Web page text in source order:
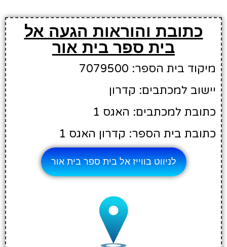
כתובת והוראות הגעה אל
בית ספר בית אור
מיקוד בית הספר: 7079500
יישוב למכתבים: קדרון
כתובת למכתבים: האגס 1
כתובת בית הספר: קדרון האגס 1
לניווט בווייז אל בית ספר בית אור